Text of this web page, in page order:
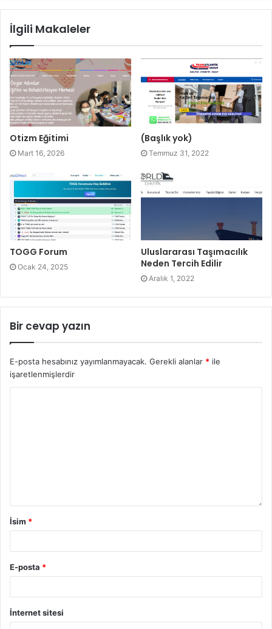
İlgili Makaleler
Otizm Eğitimi
Mart 16, 2026
(Başlık yok)
Temmuz 31, 2022
TOGG Forum
Ocak 24, 2025
Uluslararası Taşımacılık
Neden Tercih Edilir
Aralık 1, 2022
Bir cevap yazın
E-posta hesabınız yayımlanmayacak. Gerekli alanlar * ile
işaretlenmişlerdir
İsim *
E-posta *
İnternet sitesi